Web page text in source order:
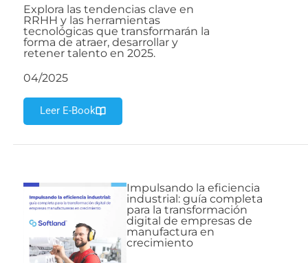
Explora las tendencias clave en
RRHH y las herramientas
tecnológicas que transformarán la
forma de atraer, desarrollar y
retener talento en 2025.
04/2025
Leer E-Book
Impulsando la eficiencia
industrial: guía completa
para la transformación
digital de empresas de
manufactura en
crecimiento